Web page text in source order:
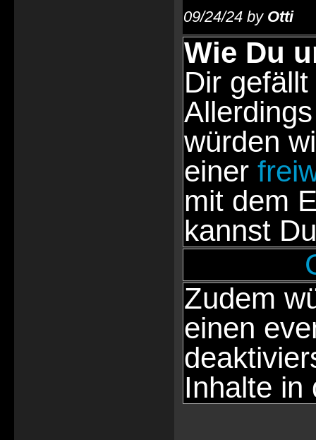
09/24/24 by Otti
Wie Du
Dir
würden
einer
mit dem
kannst
Zudem
einen
Inhalte in